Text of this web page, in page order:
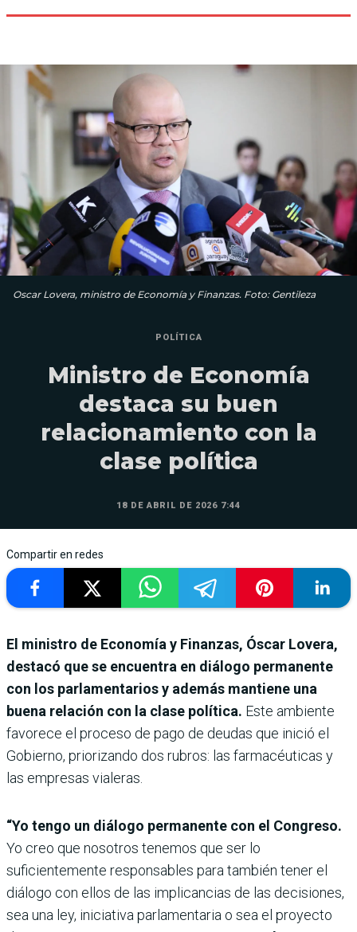
Oscar Lovera, ministro de Economía y Finanzas. Foto: Gentileza
POLÍTICA
Ministro de Economía
destaca su buen
relacionamiento con la
clase política
18 DE ABRIL DE 2026 7:44
Compartir en redes
El ministro de Economía y Finanzas, Óscar Lovera,
destacó que se encuentra en diálogo permanente
con los parlamentarios y además mantiene una
buena relación con la clase política. Este ambiente
favorece el proceso de pago de deudas que inició el
Gobierno, priorizando dos rubros: las farmacéuticas y
las empresas vialeras.
“Yo tengo un diálogo permanente con el Congreso.
Yo creo que nosotros tenemos que ser lo
suficientemente responsables para también tener el
diálogo con ellos de las implicancias de las decisiones,
sea una ley, iniciativa parlamentaria o sea el proyecto